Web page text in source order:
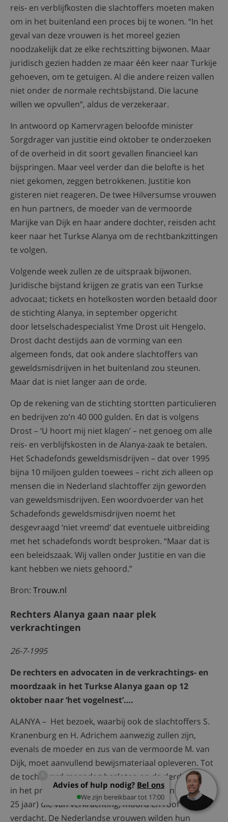
Advies of hulp nodig? Bel ons
We zijn bereikbaar tot 17:00
reis- en verblijfkosten die slachtoffers moeten maken
om in het buitenland een proces bij te wonen. “In het
geval van deze vrouwen is het moreel gezien
noodzakelijk dat ze elke rechtszitting bijwonen. Maar
juridisch gezien hadden ze maar één keer naar Turkije
gehoeven, om te getuigen. Al die andere reizen vallen
niet onder de normale rechtsbijstand. Die lacune
willen we opvullen”, aldus de verzekeraar.
In antwoord op Kamervragen beloofde minister
Sorgdrager van justitie eind oktober te onderzoeken
of de overheid in dit soort gevallen financieel kan
bijspringen. Maar veel verder dan die belofte is het
niet gekomen, zeggen betrokkenen. Justitie kon
gisteren niet reageren. De twee Hilversumse vrouwen
en hun partners, de moeder van de vermoorde
Marijke van Dijk en haar andere dochter, reisden acht
keer naar het Turkse Alanya om de rechtbankzittingen
te volgen.
Volgende week zullen ze de uitspraak bijwonen.
Juridische bijstand krijgen ze gratis van een Turkse
advocaat; tickets en hotelkosten worden betaald door
de stichting Alanya, in september opgericht
door letselschadespecialist Yme Drost uit Hengelo.
Drost dacht destijds aan de vorming van een
algemeen fonds, dat ook andere slachtoffers van
geweldsmisdrijven in het buitenland zou steunen.
Maar dat is niet langer aan de orde.
Op de rekening van de stichting stortten particulieren
en bedrijven zo’n 40 000 gulden. En dat is volgens
Drost – ‘U hoort mij niet klagen’ – net genoeg om alle
reis- en verblijfskosten in de Alanya-zaak te betalen.
Het Schadefonds geweldsmisdrijven – dat over 1995
bijna 10 miljoen gulden toewees – richt zich alleen op
mensen die in Nederland slachtoffer zijn geworden
van geweldsmisdrijven. Een woordvoerder van het
Schadefonds geweldsmisdrijven noemt het
desgevraagd ‘niet vreemd’ dat eventuele uitbreiding
met het schadefonds wordt besproken. “Maar dat is
een beleidszaak. Wij vallen onder Justitie en van die
kant hebben we niets gehoord.”
Bron: Trouw.nl
Rechters Alanya gaan naar plek
verkrachtingen
26-7-1995
De rechters en advocaten in de verkrachtings- en
moordzaak in het Turkse Alanya gaan op 12
oktober naar ‘het vogelnest’….
ALANYA – Het bezoek, waarbij ook de slachtoffers S.
Kranenburg en H. Adrichem aanwezig zullen zijn,
evenals de moeder en zus van de vermoorde M. van
Dijk, moet aanvullend bewijsmateriaal opleveren. Tot
de tocht werd maandag besloten op de derde zitting
in het proces tegen de vier Turkse mannen (van 17 tot
25 jaar) die van verkrachting, moord en roof worden
verdacht. De Nederlandse vrouwen wilden hun